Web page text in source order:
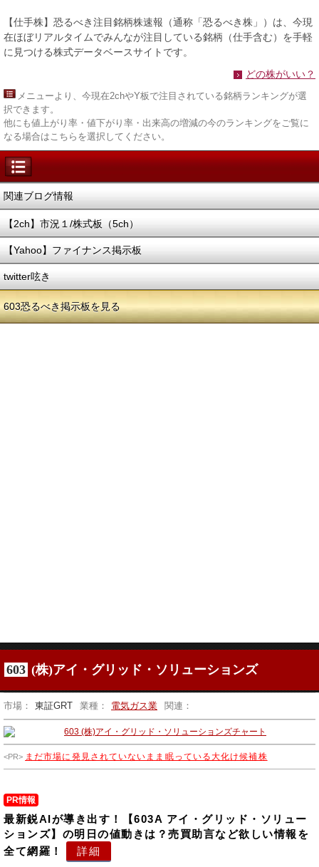
【仕手株】恐るべき注目銘柄株速報（通称「恐るべき株」）は、今現
在ほぼリアルタイムでみんなが注目している銘柄（仕手含む）を手軽
に見つける株式データベースサイトです。
どの株がいい？
メニューより、今現在2chやY板で注目されている銘柄ランキングが選
択できます。
他にも値上がり率・値下がり率・出来高の増減の今のランキングをご覧に
なる場合はこちらを選択してください。
関連ブログ情報
【2ch】市況１/株式板（5ch）
【Yahoo】ファイナンス掲示板
twitter呟き
603恐るべき掲示板を見る
603 (株)アイ・グリッド・ソリューションズ
市場： 東証GRT 業種： 電気ガス業 関連：
まだ市場に発見されていないまま眠っている大化け候補株
PR情報
最新鋭AIが導き出す！【603A アイ・グリッド・ソリュー
ションズ】の明日の値動きは？売買助言など欲しい情報を
全て網羅！
詳細